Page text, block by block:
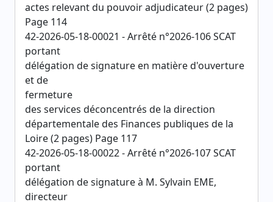
actes relevant du pouvoir adjudicateur (2 pages)
Page 114
42-2026-05-18-00021 - Arrêté n°2026-106 SCAT
portant
délégation de signature en matière d'ouverture
et de
fermeture
des services déconcentrés de la direction
départementale des Finances publiques de la
Loire (2 pages) Page 117
42-2026-05-18-00022 - Arrêté n°2026-107 SCAT
portant
délégation de signature à M. Sylvain EME,
directeur